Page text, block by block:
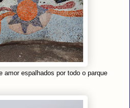
amor espalhados por todo o parque